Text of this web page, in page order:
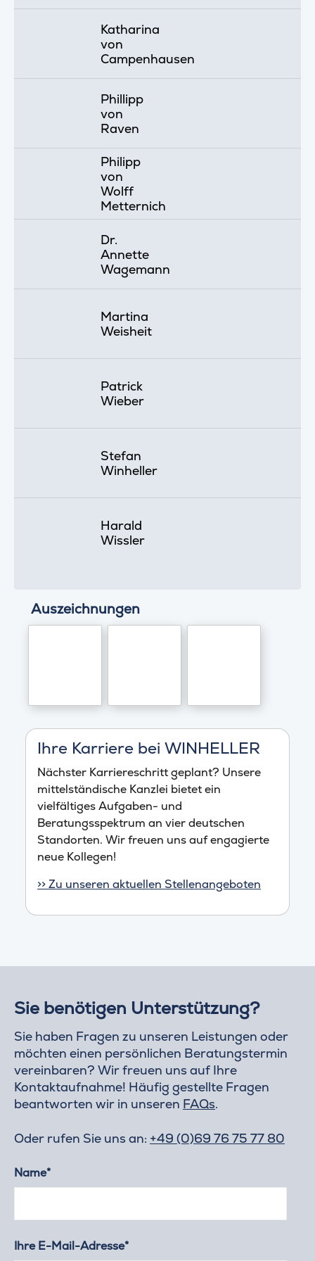
Katharina
von
Campenhausen
Phillipp
von
Raven
Philipp
von
Wolff
Metternich
Dr.
Annette
Wagemann
Martina
Weisheit
Patrick
Wieber
Stefan
Winheller
Harald
Wissler
Auszeichnungen
Ihre Karriere bei WINHELLER
Nächster Karriereschritt geplant? Unsere
mittelständische Kanzlei bietet ein
vielfältiges Aufgaben- und
Beratungsspektrum an vier deutschen
Standorten. Wir freuen uns auf engagierte
neue Kollegen!
>> Zu unseren aktuellen Stellenangeboten
Sie benötigen Unterstützung?
Sie haben Fragen zu unseren Leistungen oder
möchten einen persönlichen Beratungstermin
vereinbaren? Wir freuen uns auf Ihre
Kontaktaufnahme! Häufig gestellte Fragen
beantworten wir in unseren FAQs.
Oder rufen Sie uns an: +49 (0)69 76 75 77 80
Name*
Ihre E-Mail-Adresse*